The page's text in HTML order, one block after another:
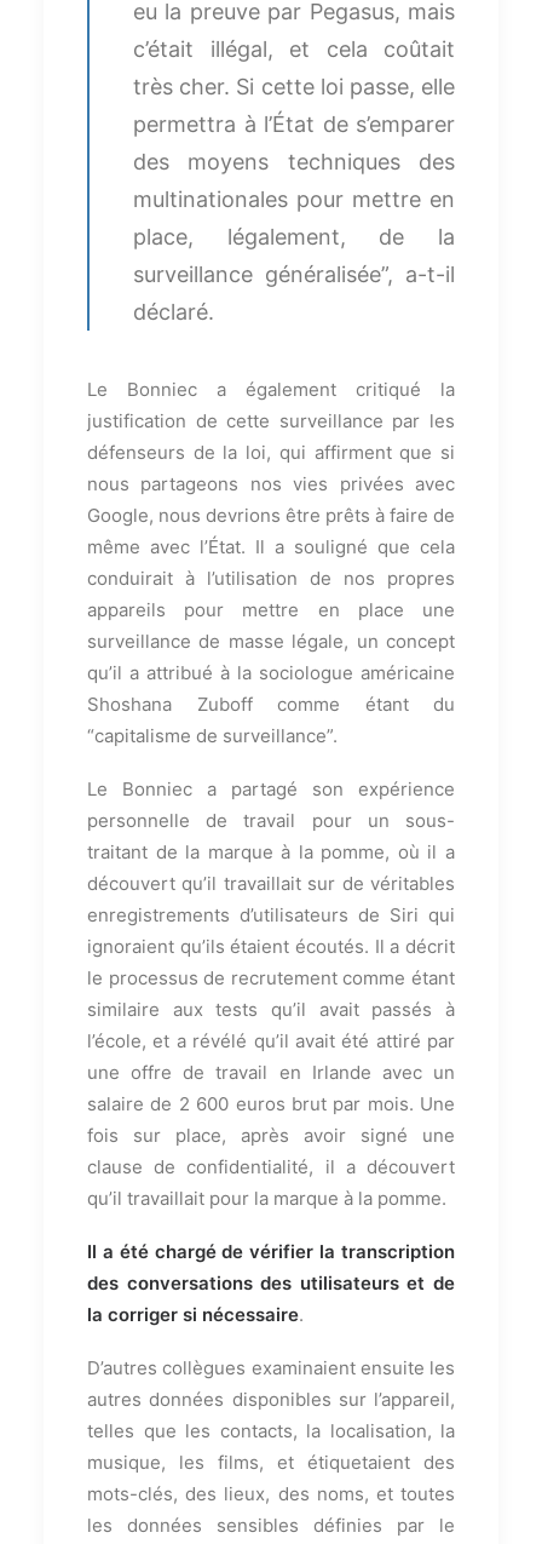
eu la preuve par Pegasus, mais
c’était illégal, et cela coûtait
très cher. Si cette loi passe, elle
permettra à l’État de s’emparer
des moyens techniques des
multinationales pour mettre en
place, légalement, de la
surveillance généralisée”, a-t-il
déclaré.
Le Bonniec a également critiqué la
justification de cette surveillance par les
défenseurs de la loi, qui affirment que si
nous partageons nos vies privées avec
Google, nous devrions être prêts à faire de
même avec l’État. Il a souligné que cela
conduirait à l’utilisation de nos propres
appareils pour mettre en place une
surveillance de masse légale, un concept
qu’il a attribué à la sociologue américaine
Shoshana Zuboff comme étant du
“capitalisme de surveillance”.
Le Bonniec a partagé son expérience
personnelle de travail pour un sous-
traitant de la marque à la pomme, où il a
découvert qu’il travaillait sur de véritables
enregistrements d’utilisateurs de Siri qui
ignoraient qu’ils étaient écoutés. Il a décrit
le processus de recrutement comme étant
similaire aux tests qu’il avait passés à
l’école, et a révélé qu’il avait été attiré par
une offre de travail en Irlande avec un
salaire de 2 600 euros brut par mois. Une
fois sur place, après avoir signé une
clause de confidentialité, il a découvert
qu’il travaillait pour la marque à la pomme.
Il a été chargé de vérifier la transcription
des conversations des utilisateurs et de
la corriger si nécessaire.
D’autres collègues examinaient ensuite les
autres données disponibles sur l’appareil,
telles que les contacts, la localisation, la
musique, les films, et étiquetaient des
mots-clés, des lieux, des noms, et toutes
les données sensibles définies par le